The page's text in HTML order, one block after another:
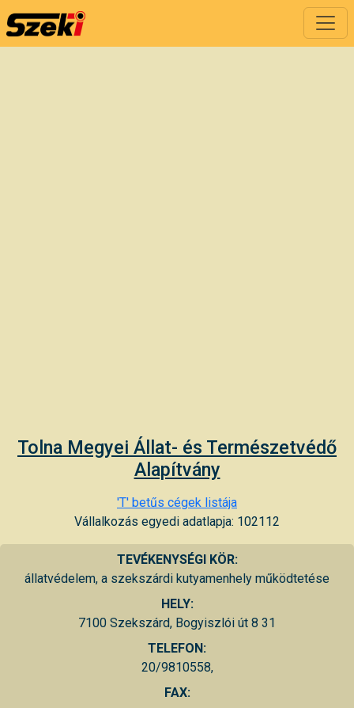
Tolna Megyei Állat- és Természetvédő
Alapítvány
'T' betűs cégek listája
Vállalkozás egyedi adatlapja: 102112
TEVÉKENYSÉGI KÖR:
állatvédelem, a szekszárdi kutyamenhely működtetése
HELY:
7100 Szekszárd, Bogyiszlói út 8 31
TELEFON:
20/9810558,
FAX: